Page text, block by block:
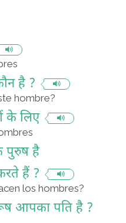
है ?
hombre?
के लिए
पुरुष है
हैं ?
los hombres?
आपका पति है ?